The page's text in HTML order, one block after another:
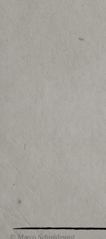
© Marco Schmidgunst